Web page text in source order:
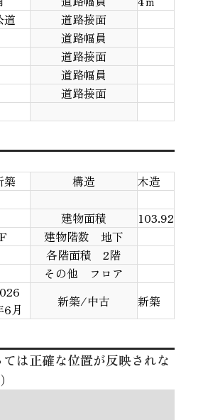
道
道路接面
道路幅員
道路接面
道路幅員
道路接面
築 構造
木造
建物面積
103.92
建物階数 地下
各階面積 2階
その他 フロア
6月
新築/中古 新築
は正確な位置が反映されな